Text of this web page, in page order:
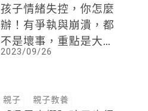
孩子情緒失控，你怎麼
辦！有爭執與崩潰，都
不是壞事，重點是大人
用什麼眼光看待
2023/09/26
親子 親子教養